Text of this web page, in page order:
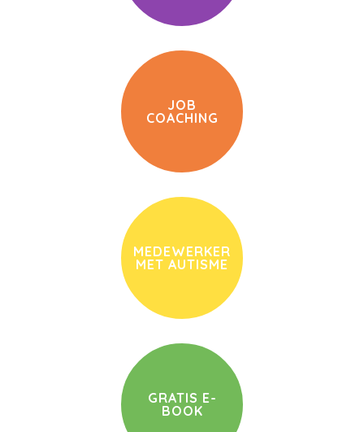
JOB
COACHING
MEDEWERKER
MET AUTISME
GRATIS E-
BOOK